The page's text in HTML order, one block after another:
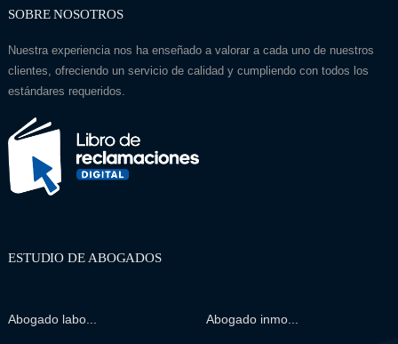
SOBRE NOSOTROS
Nuestra experiencia nos ha enseñado a valorar a cada uno de nuestros
clientes, ofreciendo un servicio de calidad y cumpliendo con todos los
estándares requeridos.
ESTUDIO DE ABOGADOS
Abogado labo... Abogado inmo...